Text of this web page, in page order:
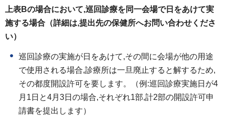
上表Bの場合において,巡回診療を同一会場で日をあけて実
施する場合（詳細は,提出先の保健所へお問い合わせくださ
い）
巡回診療の実施が日をあけて,その間に会場が他の用途
で使用される場合,診療所は一旦廃止すると解するため,
その都度開設許可を要します。（例:巡回診療実施日が4
月1日と4月3日の場合,それぞれ1部,計2部の開設許可申
請書を提出します）